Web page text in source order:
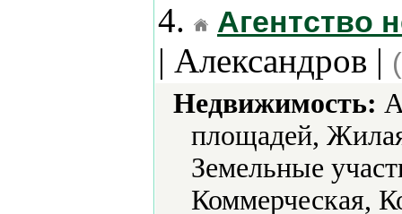
4. Агентство
| Александров |
Недвижимость:
площадей,
Земельные
Коммерческая,